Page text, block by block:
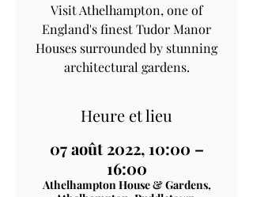
Visit Athelhampton, one of
England's finest Tudor Manor
Houses surrounded by stunning
architectural gardens.
Heure et lieu
07 août 2022, 10:00 –
16:00
Athelhampton House & Gardens,